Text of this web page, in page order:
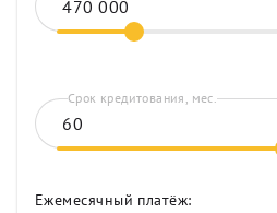
Срок кредитования, мес.
Ежемесячный платёж: